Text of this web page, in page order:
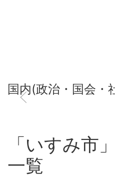
国内(政治・国会・
「いすみ市
一覧